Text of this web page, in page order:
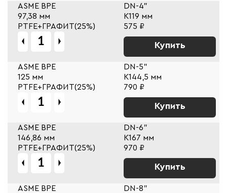
ASME BPE
DN-4"
97,38 мм
К119 мм
PTFE+ГРАФИТ(25%)
575 ₽
Купить
ASME BPE
DN-5"
125 мм
К144,5 мм
PTFE+ГРАФИТ(25%)
790 ₽
Купить
ASME BPE
DN-6"
146,86 мм
К167 мм
PTFE+ГРАФИТ(25%)
970 ₽
Купить
ASME BPE
DN-8"